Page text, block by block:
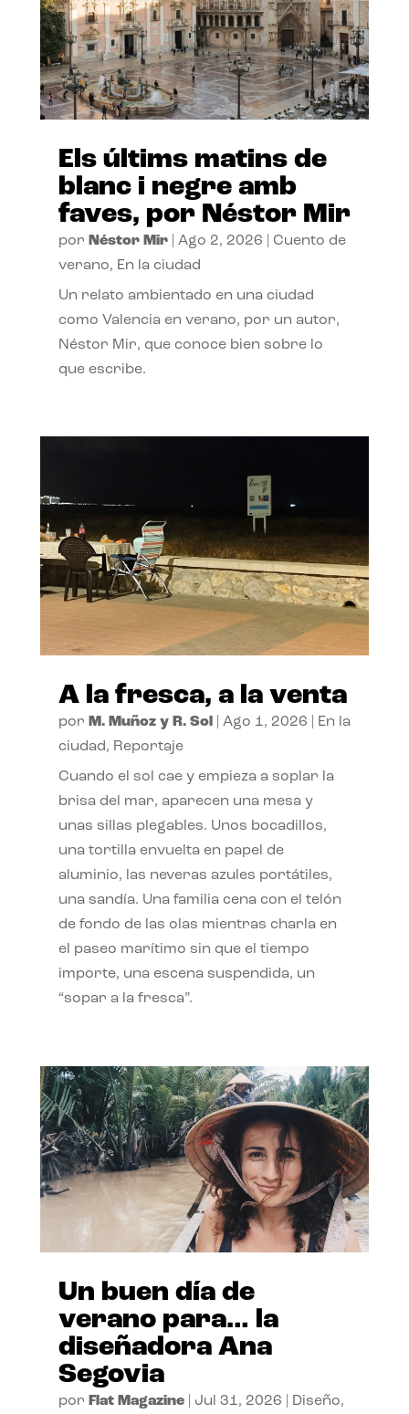
Els últims matins de
blanc i negre amb
faves, por Néstor Mir
por Néstor Mir| Ago 2, 2026
Cuento de
verano, En la ciudad
Un relato ambientado en una ciudad
como Valencia en verano, por un autor,
Néstor Mir, que conoce bien sobre lo
que escribe.
A la fresca, a la venta
por M. Muñoz y R. Sol| Ago 1, 2026
En la
ciudad, Reportaje
Cuando el sol cae y empieza a soplar la
brisa del mar, aparecen una mesa y
unas sillas plegables. Unos bocadillos,
una tortilla envuelta en papel de
aluminio, las neveras azules portátiles,
una sandía. Una familia cena con el telón
de fondo de las olas mientras charla en
el paseo marítimo sin que el tiempo
importe, una escena suspendida, un
“sopar a la fresca”.
Un buen día de
verano para… la
diseñadora Ana
Segovia
por Flat Magazine| Jul 31, 2026 Diseño,